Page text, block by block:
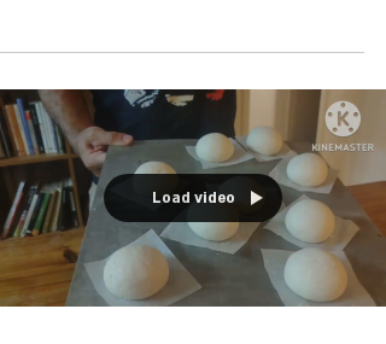
Load video